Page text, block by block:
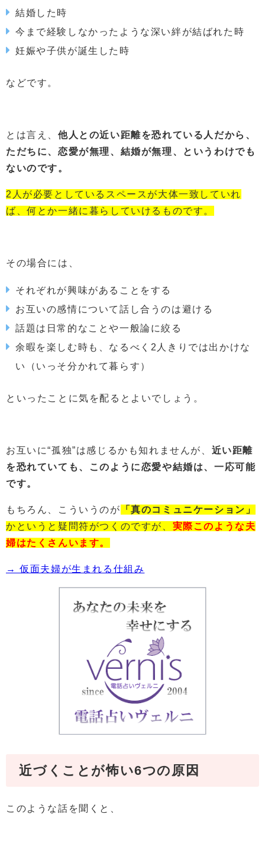
結婚した時
今まで経験しなかったような深い絆が結ばれた時
妊娠や子供が誕生した時
などです。
とは言え、 他人との近い距離を恐れている人だから、
ただちに、恋愛が無理、結婚が無理、というわけでも
ないのです。
2人が必要としているスペースが大体一致していれ
ば、何とか一緒に暮らしていけるものです。
その場合には、
それぞれが興味があることをする
お互いの感情について話し合うのは避ける
話題は日常的なことや一般論に絞る
余暇を楽しむ時も、なるべく2人きりでは出かけな
い（いっそ分かれて暮らす）
といったことに気を配るとよいでしょう。
お互いに“孤独”は感じるかも知れませんが、 近い距離
を恐れていても、このように恋愛や結婚は、一応可能
です。
もちろん、こういうのが 「真のコミュニケーション」
かというと疑問符がつくのですが、 実際このような夫
婦はたくさんいます。
→ 仮面夫婦が生まれる仕組み
近づくことが怖い6つの原因
このような話を聞くと、